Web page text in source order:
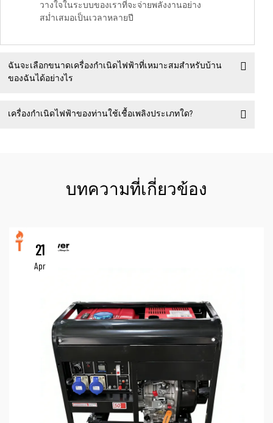
วางใจในระบบของเราที่จะจ่ายพลังงานอย่าง
สม่ำเสมอเป็นเวลาหลายปี
ฉันจะเลือกขนาดเครื่องกำเนิดไฟฟ้าที่เหมาะสมสำหรับบ้าน
ของฉันได้อย่างไร
เครื่องกำเนิดไฟฟ้าของท่านใช้เชื้อเพลิงประเภทใด?
บทความที่เกี่ยวข้อง
21
Apr